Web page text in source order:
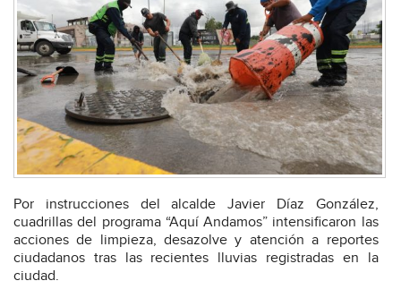
Por instrucciones del alcalde Javier Díaz González,
cuadrillas del programa “Aquí Andamos” intensificaron las
acciones de limpieza, desazolve y atención a reportes
ciudadanos tras las recientes lluvias registradas en la
ciudad.